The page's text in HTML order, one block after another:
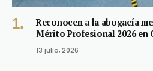
Reconocen a la abogacía
Mérito Profesional 2026 en
13 julio, 2026